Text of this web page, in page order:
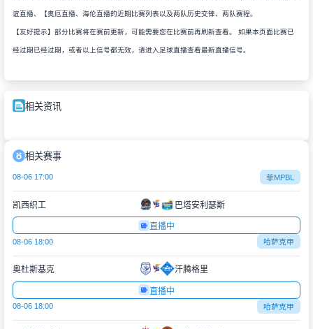
谊直播、【奥厄直播、海伦直播的近期比赛列表以及两队历史交锋、两队赛程。
【友好提示】部分比赛将在赛前更新，可能需要您在比赛前再刷新查看。 如果本页面比赛已
经过期已经过期，或者以上信号都无效，请进入足球直播查看最新直播信号。
相关资讯
相关赛事
08-06 17:00 菲MPBL
凯西织工 巴塔安利瑟斯
直播中
08-06 18:00 哈萨克甲
奥杜斯基克 汗腾格里
直播中
08-06 18:00 哈萨克甲